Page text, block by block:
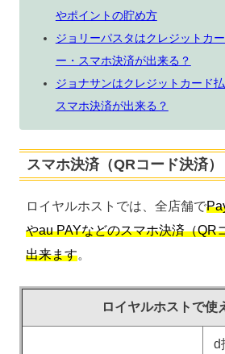
やポイントの貯め方
ジョリーパスタはクレジットカ
ー・スマホ決済が出来る？
ジョナサンはクレジットカード
スマホ決済が出来る？
スマホ決済（QRコード決済）
ロイヤルホストでは、全店舗で
やau PAYなどのスマホ決済（QR
出来ます。
ロイヤルホストで使
d